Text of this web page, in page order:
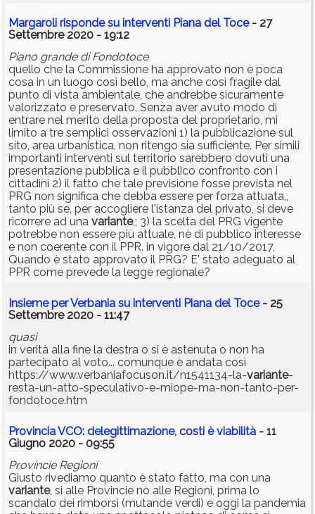
Margaroli risponde su interventi Piana del Toce- 27
Settembre 2020 - 19:12
Piano grande di Fondotoce
quello che la Commissione ha approvato non è poca
cosa in un luogo così bello, ma anche così fragile dal
punto di vista ambientale, che andrebbe sicuramente
valorizzato e preservato. Senza aver avuto modo di
entrare nel merito della proposta del proprietario, mi
limito a tre semplici osservazioni 1) la pubblicazione sul
sito, area urbanistica, non ritengo sia sufficiente. Per simili
importanti interventi sul territorio sarebbero dovuti una
presentazione pubblica e il pubblico confronto con i
cittadini 2) il fatto che tale previsione fosse prevista nel
PRG non significa che debba essere per forza attuata,,
tanto più se, per accogliere l'istanza del privato, si deve
ricorrere ad una variante,; 3) la scelta del PRG vigente
potrebbe non essere più attuale, nè di pubblico interesse
e non coerente con il PPR. in vigore dal 21/10/2017,
Quando è stato approvato il PRG? E' stato adeguato al
PPR come prevede la legge regionale?
Insieme per Verbania su interventi Piana del Toce- 25
Settembre 2020 - 11:47
quasi
in verità alla fine la destra o si è astenuta o non ha
partecipato al voto... comunque è andata così
https://www.verbaniafocuson.it/n1541134-la-variante-
resta-un-atto-speculativo-e-miope-ma-non-tanto-per-
fondotoce.htm
Provincia VCO: delegittimazione, costi è viabilità - 11
Giugno 2020 - 09:55
Provincie Regioni
Giusto rivediamo quanto è stato fatto, ma con una
variante, si alle Provincie no alle Regioni, prima lo
scandalo dei rimborsi (mutande verdi) e oggi la pandemia